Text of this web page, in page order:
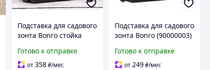
Подставка для садового
зонта Bonro стойка
плотности прочная
Готово к отправке
от358 ₴/мес
Подставка для садового
зонта Bonro (90000003)
Готово к отправке
от249₴/мес